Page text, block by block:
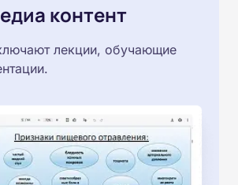
контент
лекции, обучающие